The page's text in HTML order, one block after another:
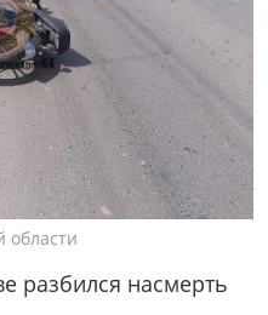
области
разбился насмерть